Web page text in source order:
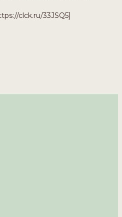
clck.ru/33JSQ5]